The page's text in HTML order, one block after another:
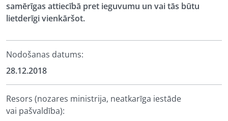
samērīgas attiecībā pret ieguvumu un vai tās būtu
lietderīgi vienkāršot.
Nodošanas datums:
28.12.2018
Resors (nozares ministrija, neatkarīga iestāde
vai pašvaldība):